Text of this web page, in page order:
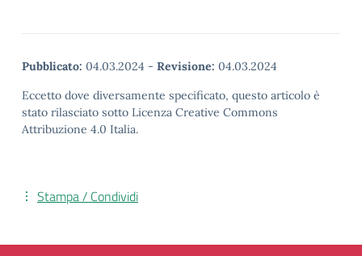
Pubblicato: 04.03.2024 - Revisione: 04.03.2024
Eccetto dove diversamente specificato, questo articolo è
stato rilasciato sotto Licenza Creative Commons
Attribuzione 4.0 Italia.
Stampa / Condividi